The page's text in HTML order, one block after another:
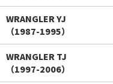
WRANGLER YJ
（1987-1995）
WRANGLER TJ
（1997-2006）